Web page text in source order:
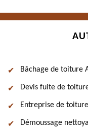
Bâchage de toiture
Devis fuite de
Entreprise de
Démoussage